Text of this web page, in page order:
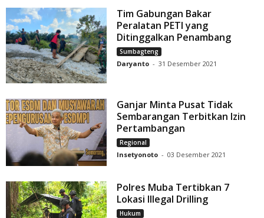
Tim Gabungan Bakar
Peralatan PETI yang
Ditinggalkan Penambang
Sumbagteng
Daryanto - 31 Desember 2021
Ganjar Minta Pusat Tidak
Sembarangan Terbitkan Izin
Pertambangan
Regional
Insetyonoto - 03 Desember 2021
Polres Muba Tertibkan 7
Lokasi Illegal Drilling
Hukum